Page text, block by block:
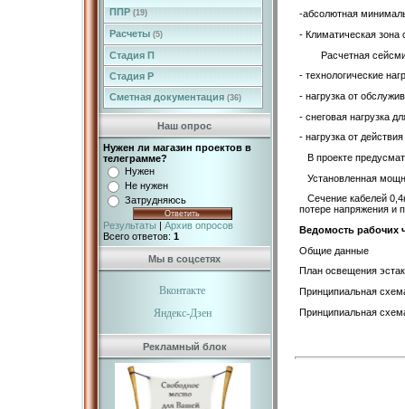
ППР (19)
Расчеты (5)
Стадия П
Стадия Р
Сметная документация (36)
Наш опрос
Нужен ли магазин проектов в
телеграмме?
Нужен
Не нужен
Затрудняюсь
Результаты | Архив опросов
Всего ответов: 1
Мы в соцсетях
Вконтакте
Яндекс-Дзен
Рекламный блок
-абсолютная
- Климатическая зона
Расчетная
- технологические
- нагрузка от
- снеговая нагрузка
- нагрузка от
В проекте
Установленная
Сечение кабелей
потере напряжения и
Ведомость рабочих
Общие данные
План освещения
Принципиальная
Принципиальная